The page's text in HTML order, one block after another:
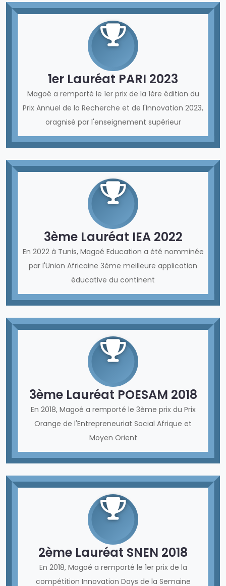
1er Lauréat PARI 2023
Magoé a remporté le 1er prix de la 1ère édition du
Prix Annuel de la Recherche et de l'Innovation 2023,
oragnisé par l'enseignement supérieur
3ème Lauréat IEA 2022
En 2022 à Tunis, Magoé Education a été nomminée
par l'Union Africaine 3ème meilleure application
éducative du continent
3ème Lauréat POESAM 2018
En 2018, Magoé a remporté le 3ème prix du Prix
Orange de l'Entrepreneuriat Social Afrique et
Moyen Orient
2ème Lauréat SNEN 2018
En 2018, Magoé a remporté le 1er prix de la
compétition Innovation Days de la Semaine